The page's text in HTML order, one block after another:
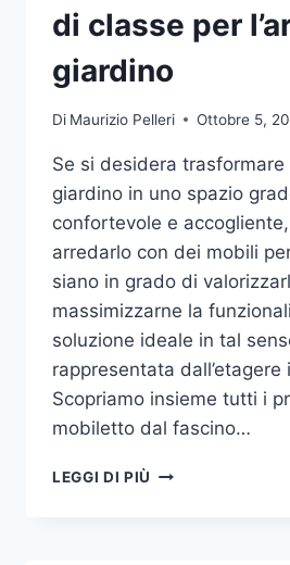
di classe per
giardino
Di Maurizio Pelleri Ottobre 5,
Se si desidera trasformare
giardino in uno spazio
confortevole e
arredarlo con dei mobili
siano in grado di
massimizzarne la
soluzione ideale in tal
rappresentata
Scopriamo insieme tutti i
mobiletto dal fascino…
LEGGI DI PIÙ ETAGERE